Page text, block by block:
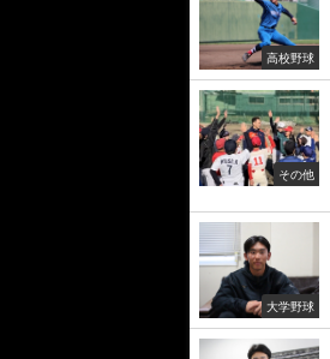
高校野球
その他
大学野球